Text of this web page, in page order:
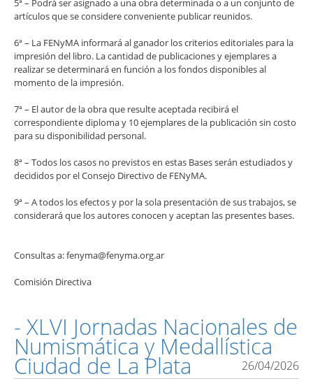
5ª – Podrá ser asignado a una obra determinada o a un conjunto de
artículos que se considere conveniente publicar reunidos.
6ª – La FENyMA informará al ganador los criterios editoriales para la
impresión del libro. La cantidad de publicaciones y ejemplares a
realizar se determinará en función a los fondos disponibles al
momento de la impresión.
7ª – El autor de la obra que resulte aceptada recibirá el
correspondiente diploma y 10 ejemplares de la publicación sin costo
para su disponibilidad personal.
8ª – Todos los casos no previstos en estas Bases serán estudiados y
decididos por el Consejo Directivo de FENyMA.
9ª – A todos los efectos y por la sola presentación de sus trabajos, se
considerará que los autores conocen y aceptan las presentes bases.
Consultas a: fenyma@fenyma.org.ar
Comisión Directiva
- XLVI Jornadas Nacionales de
Numismática y Medallística
Ciudad de La Plata 26/04/2026